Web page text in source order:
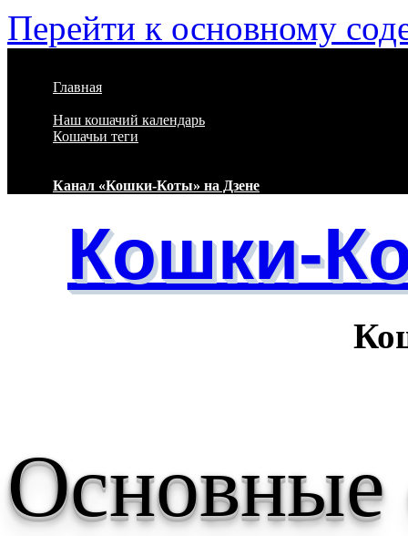
Перейти к основному
Главная
Наш кошачий календарь
Кошачьи теги
Канал «Кошки-Коты» на Дзене
Кошки-
Кошачий
Основные